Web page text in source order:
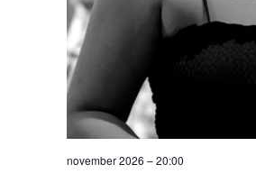
november 2026 – 20:00